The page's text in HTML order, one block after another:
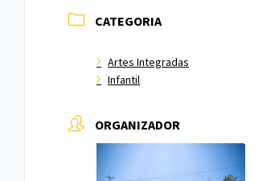
CATEGORIA
Artes Integradas
Infantil
ORGANIZADOR